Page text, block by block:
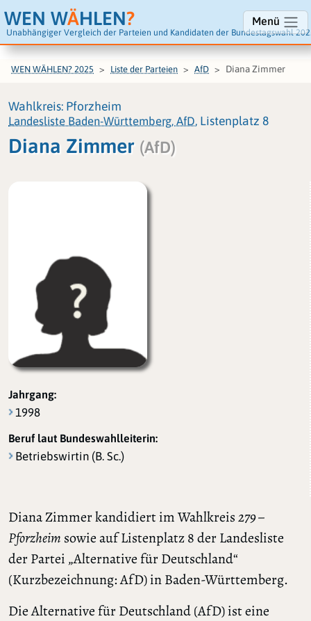
WEN WÄHLEN?
Unabhängiger Vergleich der Parteien und Kandidaten der Bundestagswahl
Menü
WEN WÄHLEN? 2025 Liste der Parteien AfD Diana Zimmer
Wahlkreis: Pforzheim
Landesliste Baden-Württemberg, AfD, Listenplatz 8
Diana Zimmer (AfD)
Jahrgang:
1998
Beruf laut Bundeswahlleiterin:
Betriebswirtin (B. Sc.)
Diana Zimmer kandidiert im Wahlkreis279 –
Pforzheim sowie auf Listenplatz 8 der Landesliste
der Partei „Alternative für Deutschland“
(Kurzbezeichnung: AfD) in Baden-Württemberg.
Die Alternative für Deutschland (AfD) ist eine